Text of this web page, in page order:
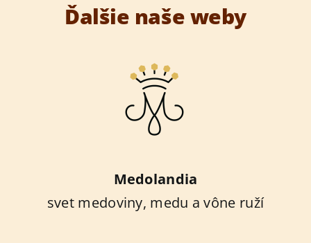
Ďalšie naše weby
Medolandia
svet medoviny, medu a vône ruží